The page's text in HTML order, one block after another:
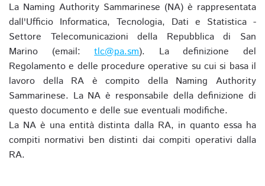
La Naming Authority Sammarinese (NA) è rappresentata
dall'Ufficio Informatica, Tecnologia, Dati e Statistica -
Settore Telecomunicazioni della Repubblica di San
Marino (email:tlc@pa.sm). La definizione del
Regolamento e delle procedure operative su cui si basa il
lavoro della RA è compito della Naming Authority
Sammarinese. La NA è responsabile della definizione di
questo documento e delle sue eventuali modifiche.
La NA è una entità distinta dalla RA, in quanto essa ha
compiti normativi ben distinti dai compiti operativi dalla
RA.